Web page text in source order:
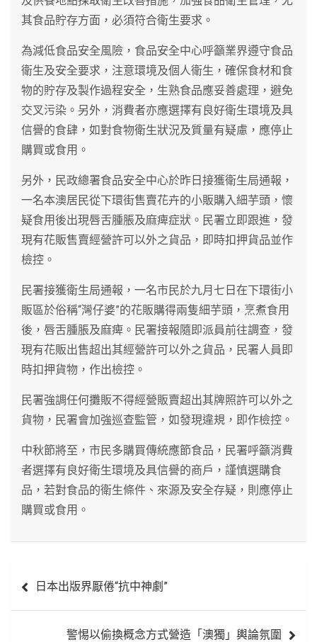
其食品貯存方面，必須符合衛生要求。
為減低食品安全風險，食品安全中心呼籲業界遵守食品
衛生及安全要求，注意環境及個人衛生，確保食材和食
物的貯存及製作過程安全，生熟食品應妥善處理，避免
交叉污染。另外，消費者亦應選擇有良好衛生環境及具
信譽的食肆，如對食物衛生狀況及質量有疑慮，應停止
購買或食用。
另外，民政總署食品安全中心於昨日接獲衛生局通報，
一名本澳居民從下環街售賣花卉的小販購入細芋頭，懷
疑食用後出現唇舌腫脹及麻痺症狀。民署立即跟進，發
現有花販售賣經營許可以外之貨品，即時扣押貨品並作
檢控。
民署接獲衛生局通報，一名市民於九月七日在下環街小
販區於俗稱“灣仔婆”的花販購得兩隻細芋頭，烹煮食用
後，唇舌腫脹及麻痺。民署接報隨即派員前往調查，發
現有花販出售超出其經營許可以外之貨品，民署人員即
時扣押貨物，作出檢控。
民署強調任何攤販不得經營販賣超出其牌照許可以外之
貨物，民署會加強巡查監管，如發現違規，即作檢控。
中秋節將至，市民多購買傳統應節食品，民署呼籲消費
者選擇有良好衛生環境及具信譽的商戶，謹慎選購食
品，若對食品的衛生條件、來源及安全存疑，則應停止
購買或食用。
章
日本出版界厭倦“抗中神劇”
警惕以偷換概念方式營造「澳獨」輿論氛圍